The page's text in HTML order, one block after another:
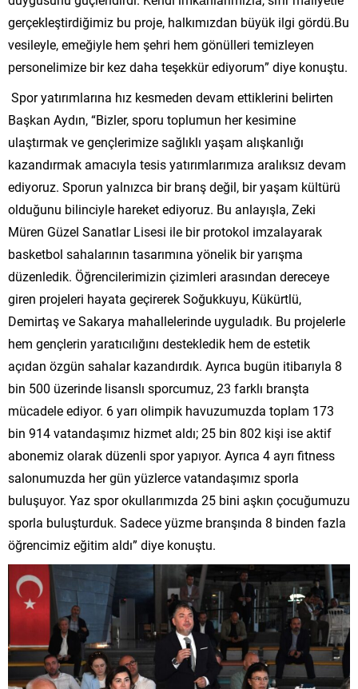
gerçekleştirdiğimiz bu proje, halkımızdan büyük ilgi gördü.Bu
vesileyle, emeğiyle hem şehri hem gönülleri temizleyen
personelimize bir kez daha teşekkür ediyorum” diye konuştu.
Spor yatırımlarına hız kesmeden devam ettiklerini belirten
Başkan Aydın, “Bizler, sporu toplumun her kesimine
ulaştırmak ve gençlerimize sağlıklı yaşam alışkanlığı
kazandırmak amacıyla tesis yatırımlarımıza aralıksız devam
ediyoruz. Sporun yalnızca bir branş değil, bir yaşam kültürü
olduğunu bilinciyle hareket ediyoruz. Bu anlayışla, Zeki
Müren Güzel Sanatlar Lisesi ile bir protokol imzalayarak
basketbol sahalarının tasarımına yönelik bir yarışma
düzenledik. Öğrencilerimizin çizimleri arasından dereceye
giren projeleri hayata geçirerek Soğukkuyu, Kükürtlü,
Demirtaş ve Sakarya mahallelerinde uyguladık. Bu projelerle
hem gençlerin yaratıcılığını destekledik hem de estetik
açıdan özgün sahalar kazandırdık. Ayrıca bugün itibarıyla 8
bin 500 üzerinde lisanslı sporcumuz, 23 farklı branşta
mücadele ediyor. 6 yarı olimpik havuzumuzda toplam 173
bin 914 vatandaşımız hizmet aldı; 25 bin 802 kişi ise aktif
abonemiz olarak düzenli spor yapıyor. Ayrıca 4 ayrı fitness
salonumuzda her gün yüzlerce vatandaşımız sporla
buluşuyor. Yaz spor okullarımızda 25 bini aşkın çocuğumuzu
sporla buluşturduk. Sadece yüzme branşında 8 binden fazla
öğrencimiz eğitim aldı” diye konuştu.